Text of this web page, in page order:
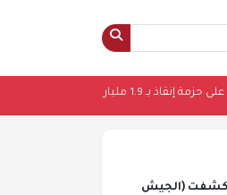
على حزمة إنقاذ بـ 1.9 مليار دولار
- كشفت (الجيش